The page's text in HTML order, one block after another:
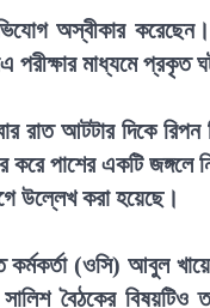
অস্বীকার করেছেন।
মাধ্যমে প্রকৃত
রাত আটটার দিকে
পাশের একটি জঙ্গলে
উল্লেখ করা হয়েছে।
কর্মকর্তা (ওসি) আবুল
বৈঠকের